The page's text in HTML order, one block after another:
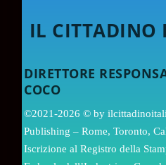
IL CITTADINO
DIRETTORE
COCO
©2021-2026 © by
Publishing – Rome, Toronto,
Iscrizione al Registro della